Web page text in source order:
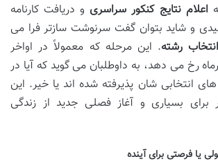
اعلام نتایج کنکور سراسری و دریافت کارنامه
و شاید بتوان گفت سرنوشت سازتر فرا می
رشته. این مرحله که معمولاً در اواخر
رخ می دهد، به داوطلبان می گوید که آیا در
انتخابی شان پذیرفته شده اند یا خیر. این
برای بسیاری و آغاز فصلی جدید از زندگی
یا فرصتی برای آینده